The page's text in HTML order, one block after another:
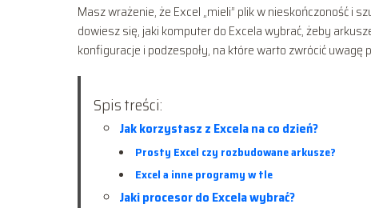
Masz wrażenie, że Excel „mieli” plik w nieskończoność i
dowiesz się, jaki komputer do Excela wybrać, żeby
konfiguracje i podzespoły, na które warto zwrócić uwagę
Spis treści:
Jak korzystasz z Excela na co dzień?
Prosty Excel czy rozbudowane arkusze?
Excel a inne programy w tle
Jaki procesor do Excela wybrać?